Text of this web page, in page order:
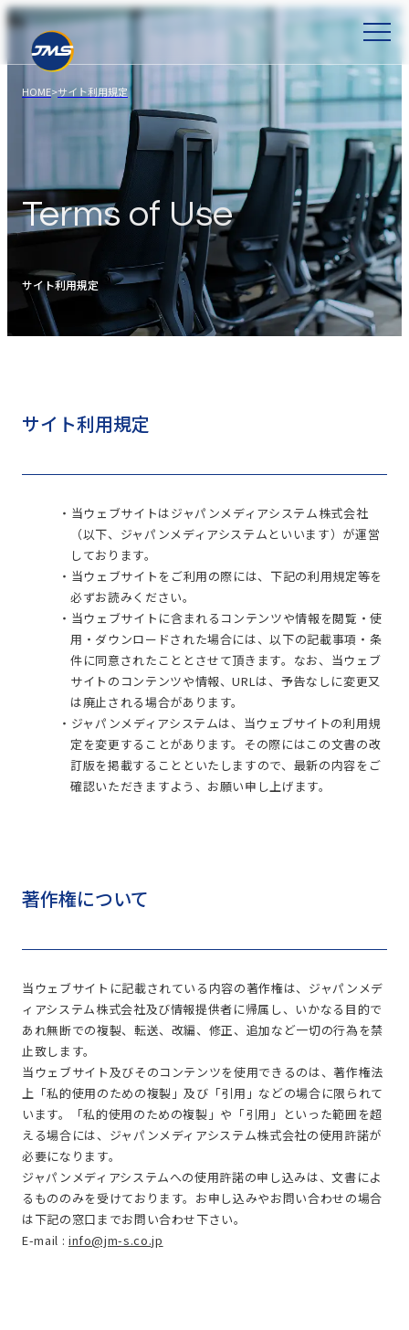
HOME>サイト利用規定
Terms of Use
サイト利用規定
サイト利用規定
・当ウェブサイトはジャパンメディアシステム株式会社
（以下、ジャパンメディアシステムといいます）が運営
しております。
・当ウェブサイトをご利用の際には、下記の利用規定等を
必ずお読みください。
・当ウェブサイトに含まれるコンテンツや情報を閲覧・使
用・ダウンロードされた場合には、以下の記載事項・条
件に同意されたこととさせて頂きます。なお、当ウェブ
サイトのコンテンツや情報、URLは、予告なしに変更又
は廃止される場合があります。
・ジャパンメディアシステムは、当ウェブサイトの利用規
定を変更することがあります。その際にはこの文書の改
訂版を掲載することといたしますので、最新の内容をご
確認いただきますよう、お願い申し上げます。
著作権について
当ウェブサイトに記載されている内容の著作権は、ジャパンメデ
ィアシステム株式会社及び情報提供者に帰属し、いかなる目的で
あれ無断での複製、転送、改編、修正、追加など一切の行為を禁
止致します。
当ウェブサイト及びそのコンテンツを使用できるのは、著作権法
上「私的使用のための複製」及び「引用」などの場合に限られて
います。「私的使用のための複製」や「引用」といった範囲を超
える場合には、ジャパンメディアシステム株式会社の使用許諾が
必要になります。
ジャパンメディアシステムへの使用許諾の申し込みは、文書によ
るもののみを受けております。お申し込みやお問い合わせの場合
は下記の窓口までお問い合わせ下さい。
E-mail : info@jm-s.co.jp